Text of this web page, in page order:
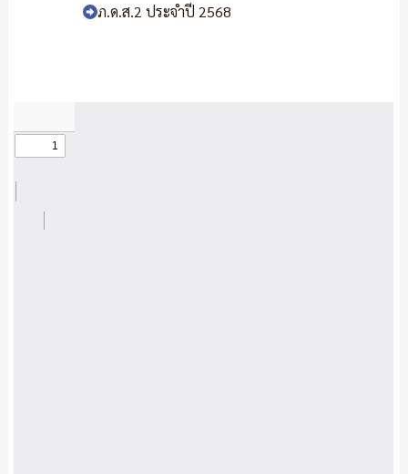
ภ.ด.ส.2 ประจำปี 2568